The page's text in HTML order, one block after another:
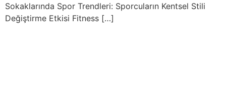
Sokaklarında Spor Trendleri: Sporcuların Kentsel Stili
Değiştirme Etkisi Fitness […]